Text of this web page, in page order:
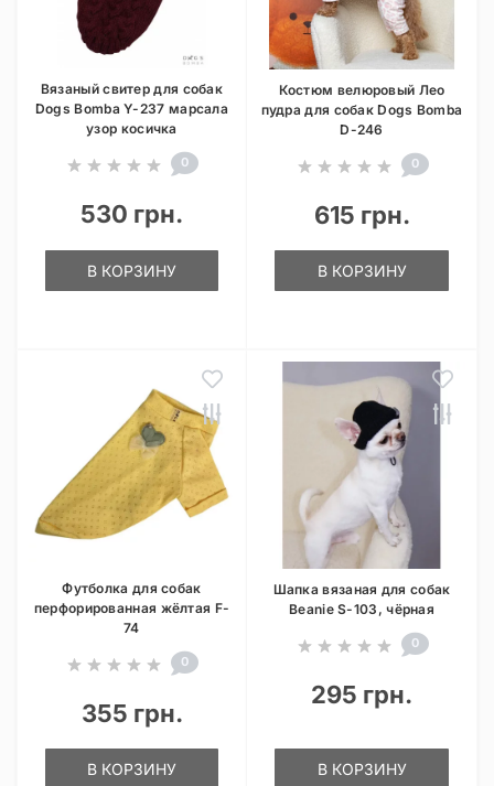
Вязаный свитер для собак
Dogs Bomba Y-237 марсала
узор косичка
0
530 грн.
В КОРЗИНУ
Костюм велюровый Лео
пудра для собак Dogs Bomba
D-246
0
615 грн.
В КОРЗИНУ
Футболка для собак
перфорированная жёлтая F-
74
0
355 грн.
В КОРЗИНУ
Шапка вязаная для собак
Beanie S-103, чёрная
0
295 грн.
В КОРЗИНУ